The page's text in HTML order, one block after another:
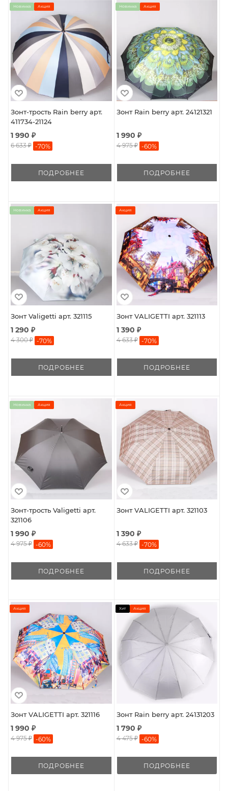
Новинка Акция
Зонт-трость Rain berry арт.
411734-21124
1 990 ₽
6 633 ₽ -70%
ПОДРОБНЕЕ
Новинка Акция
Зонт Rain berry арт. 24121321
1 990 ₽
4 975 ₽ -60%
ПОДРОБНЕЕ
Новинка Акция
Зонт Valigetti арт. 321115
1 290 ₽
4 300 ₽ -70%
ПОДРОБНЕЕ
Акция
Зонт VALIGETTI арт. 321113
1 390 ₽
4 633 ₽ -70%
ПОДРОБНЕЕ
Новинка Акция
Зонт-трость Valigetti арт.
321106
1 990 ₽
4 975 ₽ -60%
ПОДРОБНЕЕ
Акция
Зонт VALIGETTI арт. 321103
1 390 ₽
4 633 ₽ -70%
ПОДРОБНЕЕ
Акция
Зонт VALIGETTI арт. 321116
1 990 ₽
4 975 ₽ -60%
ПОДРОБНЕЕ
Хит Акция
Зонт Rain berry арт. 24131203
1 790 ₽
4 475 ₽ -60%
ПОДРОБНЕЕ